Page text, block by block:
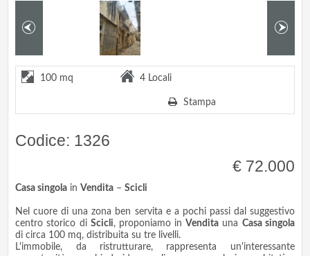
100 mq 4 Locali
Stampa
Codice: 1326
€ 72.000
Casa singola inVendita –Scicli
Nel cuore di una zona ben servita e a pochi passi dal suggestivo
centro storico di Scicli, proponiamo inVendita una Casa singola
di circa 100 mq, distribuita su tre livelli.
L'immobile, da ristrutturare, rappresenta un'interessante